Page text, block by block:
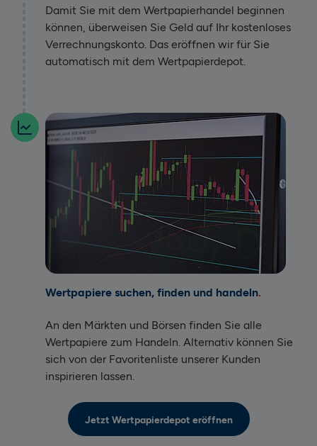
Damit Sie mit dem Wertpapierhandel beginnen
können, überweisen Sie Geld auf Ihr kostenloses
Verrechnungskonto. Das eröffnen wir für Sie
automatisch mit dem Wertpapierdepot.
Wertpapiere suchen, finden und handeln
An den Märkten und Börsen finden Sie alle
Wertpapiere zum Handeln. Alternativ können Sie
sich von der Favoritenliste unserer Kunden
inspirieren lassen.
Jetzt Wertpapierdepot eröffnen